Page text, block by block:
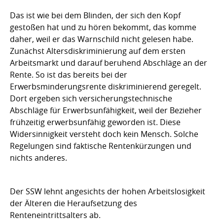
Das ist wie bei dem Blinden, der sich den Kopf
gestoßen hat und zu hören bekommt, das komme
daher, weil er das Warnschild nicht gelesen habe.
Zunächst Altersdiskriminierung auf dem ersten
Arbeitsmarkt und darauf beruhend Abschläge an der
Rente. So ist das bereits bei der
Erwerbsminderungsrente diskriminierend geregelt.
Dort ergeben sich versicherungstechnische
Abschläge für Erwerbsunfähigkeit, weil der Bezieher
frühzeitig erwerbsunfähig geworden ist. Diese
Widersinnigkeit versteht doch kein Mensch. Solche
Regelungen sind faktische Rentenkürzungen und
nichts anderes.
Der SSW lehnt angesichts der hohen Arbeitslosigkeit
der Älteren die Heraufsetzung des
Renteneintrittsalters ab.